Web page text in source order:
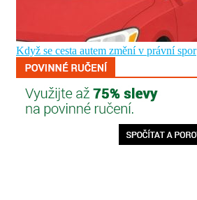
Když se cesta autem změní v právní spor